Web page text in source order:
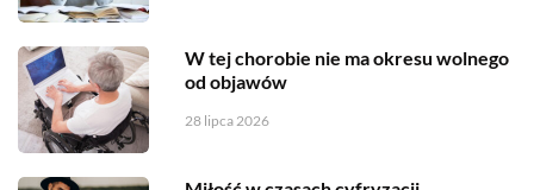
W tej chorobie nie ma okresu wolnego
od objawów
28 lipca 2026